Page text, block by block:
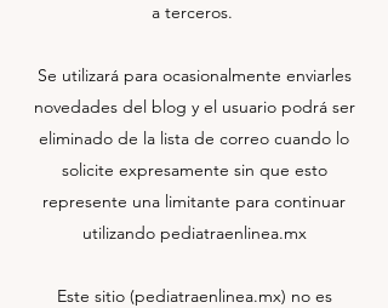
a terceros.
Se utilizará para ocasionalmente enviarles
novedades del blog y el usuario podrá ser
eliminado de la lista de correo cuando lo
solicite expresamente sin que esto
represente una limitante para continuar
utilizando pediatraenlinea.mx
Este sitio (pediatraenlinea.mx) no es